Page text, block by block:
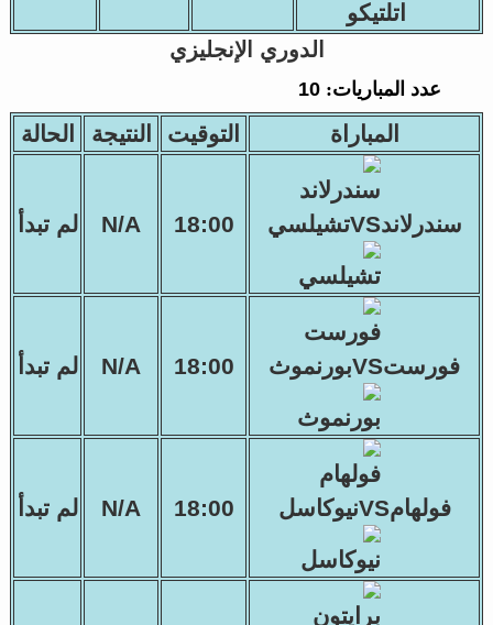
الدوري الإنجليزي
عدد المباريات:10
المباراة التوقيت النتيجة الحالة
سندرلاندVSتشيلسي 18:00
N/A لم تبدأ
فورستVSبورنموث 18:00
N/A لم تبدأ
فولهامVSنيوكاسل 18:00
N/A لم تبدأ